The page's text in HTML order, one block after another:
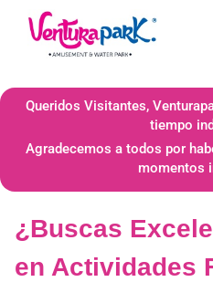
Queridos Visitantes,
tiempo
Agradecemos a todos por
momentos
¿Buscas
en Actividades